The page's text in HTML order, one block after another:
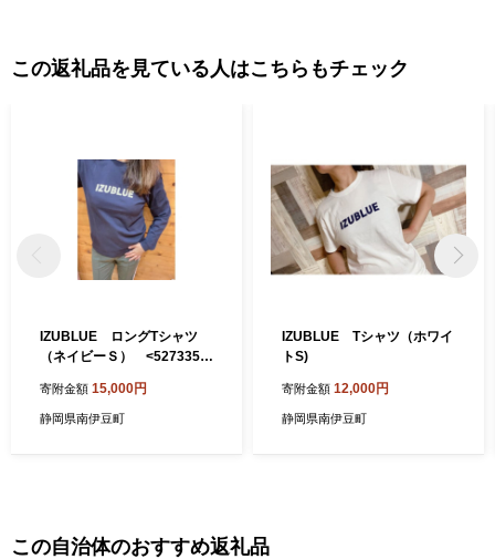
この返礼品を見ている人はこちらもチェック
IZUBLUE ロングTシャツ
（ネイビーＳ） <5273358
寄附金額 15,000円
静岡県南伊豆町
IZUBLUE Tシャツ（ホワイ
トS)
寄附金額 12,000円
静岡県南伊豆町
この自治体のおすすめ返礼品